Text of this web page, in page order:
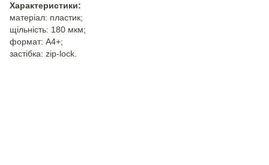
Характеристики:
матеріал: пластик;
щільність: 180 мкм;
формат: А4+;
застібка: zip-lock.